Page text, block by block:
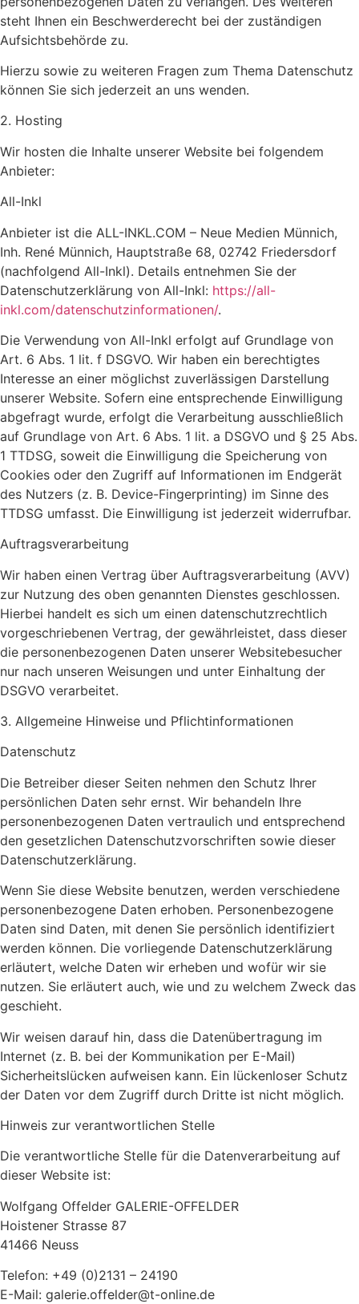
steht Ihnen ein Beschwerderecht bei der zuständigen
Aufsichtsbehörde zu.
Hierzu sowie zu weiteren Fragen zum Thema Datenschutz
können Sie sich jederzeit an uns wenden.
2. Hosting
Wir hosten die Inhalte unserer Website bei folgendem
Anbieter:
All-Inkl
Anbieter ist die ALL-INKL.COM – Neue Medien Münnich,
Inh. René Münnich, Hauptstraße 68, 02742 Friedersdorf
(nachfolgend All-Inkl). Details entnehmen Sie der
Datenschutzerklärung von All-Inkl: https://all-
inkl.com/datenschutzinformationen/.
Die Verwendung von All-Inkl erfolgt auf Grundlage von
Art. 6 Abs. 1 lit. f DSGVO. Wir haben ein berechtigtes
Interesse an einer möglichst zuverlässigen Darstellung
unserer Website. Sofern eine entsprechende Einwilligung
abgefragt wurde, erfolgt die Verarbeitung ausschließlich
auf Grundlage von Art. 6 Abs. 1 lit. a DSGVO und § 25 Abs.
1 TTDSG, soweit die Einwilligung die Speicherung von
Cookies oder den Zugriff auf Informationen im Endgerät
des Nutzers (z. B. Device-Fingerprinting) im Sinne des
TTDSG umfasst. Die Einwilligung ist jederzeit widerrufbar.
Auftragsverarbeitung
Wir haben einen Vertrag über Auftragsverarbeitung (AVV)
zur Nutzung des oben genannten Dienstes geschlossen.
Hierbei handelt es sich um einen datenschutzrechtlich
vorgeschriebenen Vertrag, der gewährleistet, dass dieser
die personenbezogenen Daten unserer Websitebesucher
nur nach unseren Weisungen und unter Einhaltung der
DSGVO verarbeitet.
3. Allgemeine Hinweise und Pflicht­informationen
Datenschutz
Die Betreiber dieser Seiten nehmen den Schutz Ihrer
persönlichen Daten sehr ernst. Wir behandeln Ihre
personenbezogenen Daten vertraulich und entsprechend
den gesetzlichen Datenschutzvorschriften sowie dieser
Datenschutzerklärung.
Wenn Sie diese Website benutzen, werden verschiedene
personenbezogene Daten erhoben. Personenbezogene
Daten sind Daten, mit denen Sie persönlich identifiziert
werden können. Die vorliegende Datenschutzerklärung
erläutert, welche Daten wir erheben und wofür wir sie
nutzen. Sie erläutert auch, wie und zu welchem Zweck das
geschieht.
Wir weisen darauf hin, dass die Datenübertragung im
Internet (z. B. bei der Kommunikation per E-Mail)
Sicherheitslücken aufweisen kann. Ein lückenloser Schutz
der Daten vor dem Zugriff durch Dritte ist nicht möglich.
Hinweis zur verantwortlichen Stelle
Die verantwortliche Stelle für die Datenverarbeitung auf
dieser Website ist:
Wolfgang Offelder GALERIE-OFFELDER
Hoistener Strasse 87
41466 Neuss
Telefon: +49 (0)2131 – 24190
E-Mail: galerie.offelder@t-online.de